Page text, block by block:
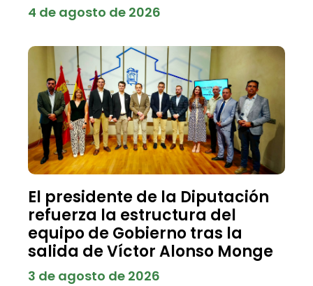
4 de agosto de 2026
El presidente de la Diputación
refuerza la estructura del
equipo de Gobierno tras la
salida de Víctor Alonso Monge
3 de agosto de 2026